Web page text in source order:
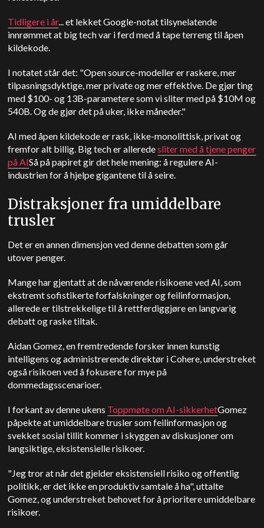
Tidligere i år... et lekket Google-notat tilsynelatende
innrømmet at big tech var i ferd med å tape terreng til åpen
kildekode.
I notatet står det: "Open source-modeller er raskere, mer
tilpasningsdyktige, mer private og mer effektive. De gjør ting
med $100- og 13B-parametere som vi sliter med på $10M og
540B. Og de gjør det på uker, ikke måneder."
AI med åpen kildekode er rask, ikke-monolittisk, privat og
fremfor alt billig. Big tech er alleredesliter med å tjene penger
på AISå på papiret gir det hele mening: å regulere AI-
industrien for å hjelpe gigantene til å seire.
Distraksjoner fra umiddelbare
trusler
Det er en annen dimensjon ved denne debatten som går
utover penger.
Mange har gjentatt at de nåværende risikoene ved AI, som
ekstremt sofistikerte forfalskninger og feilinformasjon,
allerede er tilstrekkelige til å rettferdiggjøre en langvarig
debatt og raske tiltak.
Aidan Gomez, en fremtredende forsker innen kunstig
intelligens og administrerende direktør i Cohere, understreket
også risikoen ved å fokusere for mye på
dommedagsscenarioer.
I forkant av denne ukens Toppmøte om AI-sikkerhetGomez
påpekte at umiddelbare trusler som feilinformasjon og
svekket sosial tillit kommer i skyggen av diskusjoner om
langsiktige, eksistensielle risikoer.
"Jeg tror at når det gjelder eksistensiell risiko og offentlig
politikk, er det ikke en produktiv samtale å ha", uttalte
Gomez, og understreket behovet for å prioritere umiddelbare
risikoer.